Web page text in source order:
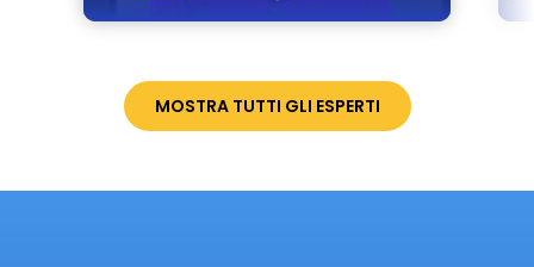
MOSTRA TUTTI GLI ESPERTI